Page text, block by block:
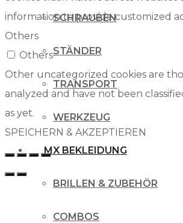
SCHRAUBEN
STÄNDER
TRANSPORT
WERKZEUG
MX BEKLEIDUNG
BRILLEN & ZUBEHÖR
COMBOS
information to provide customized
Others
Others
Other uncategorized cookies are
analyzed and have not been
as yet.
SPEICHERN & AKZEPTIEREN